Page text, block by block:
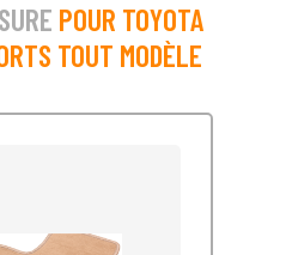
POUR TOYOTA
TOUT MODÈLE